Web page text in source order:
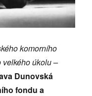
komorního
velkého úkolu –
Dunovská
fondu a